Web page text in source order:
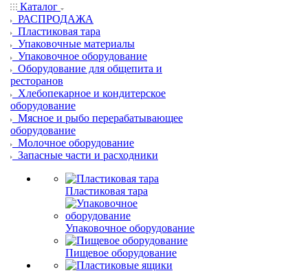
Каталог
РАСПРОДАЖА
Пластиковая тара
Упаковочные материалы
Упаковочное оборудование
Оборудование для общепита и
ресторанов
Хлебопекарное и кондитерское
оборудование
Мясное и рыбо перерабатывающее
оборудование
Молочное оборудование
Запасные части и расходники
Пластиковая тара
Упаковочное оборудование
Пищевое оборудование